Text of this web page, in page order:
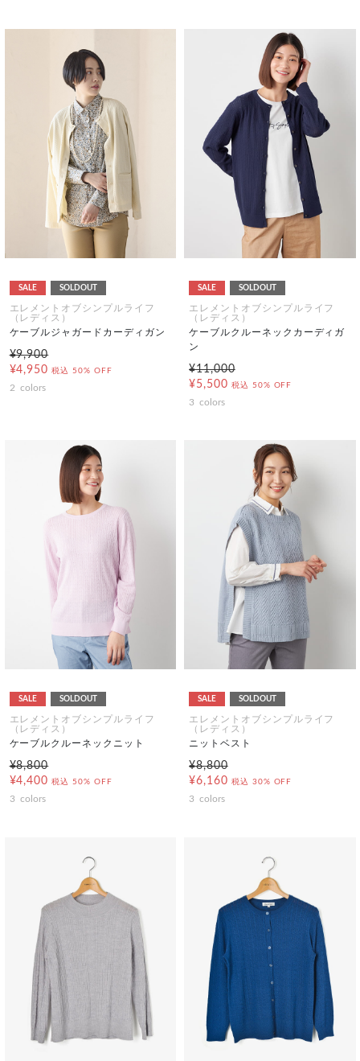
SALE SOLDOUT
エレメントオブシンプルライフ
（レディス）
ケーブルジャガードカーディガン
¥9,900
¥4,950 税込 50% OFF
2 colors
SALE SOLDOUT
エレメントオブシンプルライフ
（レディス）
ケーブルクルーネックカーディガ
ン
¥11,000
¥5,500 税込 50% OFF
3 colors
SALE SOLDOUT
エレメントオブシンプルライフ
（レディス）
ケーブルクルーネックニット
¥8,800
¥4,400 税込 50% OFF
3 colors
SALE SOLDOUT
エレメントオブシンプルライフ
（レディス）
ニットベスト
¥8,800
¥6,160 税込 30% OFF
3 colors